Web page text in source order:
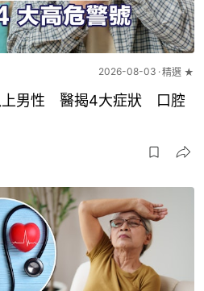
2026-08-03 精選 ★
上男性 醫揭4大症狀 口腔